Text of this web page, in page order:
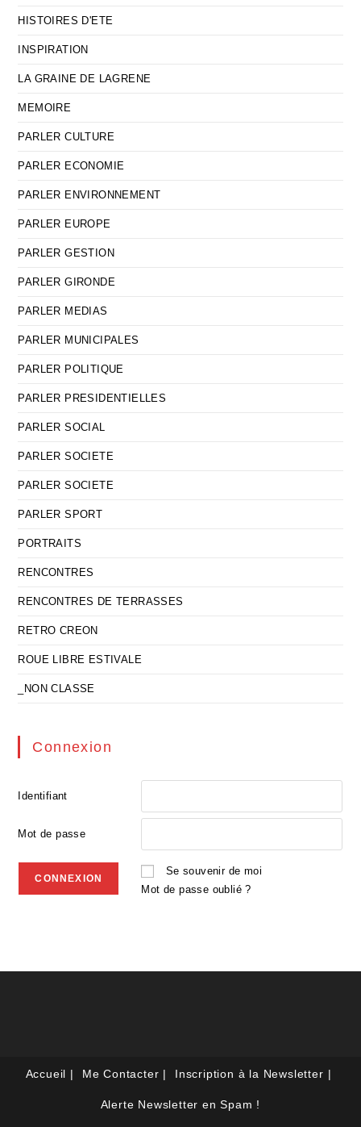
HISTOIRES D'ETE
INSPIRATION
LA GRAINE DE LAGRENE
MEMOIRE
PARLER CULTURE
PARLER ECONOMIE
PARLER ENVIRONNEMENT
PARLER EUROPE
PARLER GESTION
PARLER GIRONDE
PARLER MEDIAS
PARLER MUNICIPALES
PARLER POLITIQUE
PARLER PRESIDENTIELLES
PARLER SOCIAL
PARLER SOCIETE
PARLER SOCIETE
PARLER SPORT
PORTRAITS
RENCONTRES
RENCONTRES DE TERRASSES
RETRO CREON
ROUE LIBRE ESTIVALE
_NON CLASSE
Connexion
Identifiant
Mot de passe
Se souvenir de moi
Mot de passe oublié ?
Accueil Me Contacter Inscription à la Newsletter
Alerte Newsletter en Spam !